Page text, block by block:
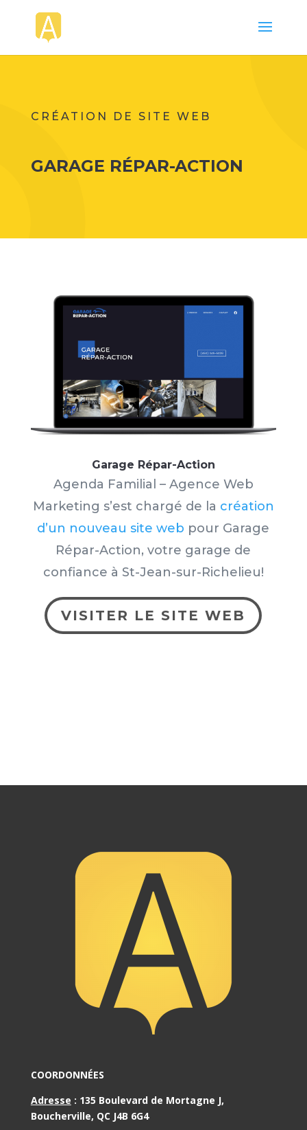
CRÉATION DE SITE WEB
GARAGE RÉPAR-ACTION
Garage Répar-Action
Agenda Familial – Agence Web
Marketing s’est chargé de la création
d’un nouveau site web pour Garage
Répar-Action, votre garage de
confiance à St-Jean-sur-Richelieu!
VISITER LE SITE WEB
COORDONNÉES
Adresse : 135 Boulevard de Mortagne J,
Boucherville, QC J4B 6G4